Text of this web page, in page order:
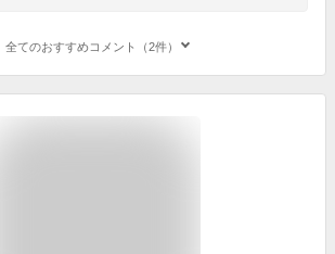
全てのおすすめコメント（2件）